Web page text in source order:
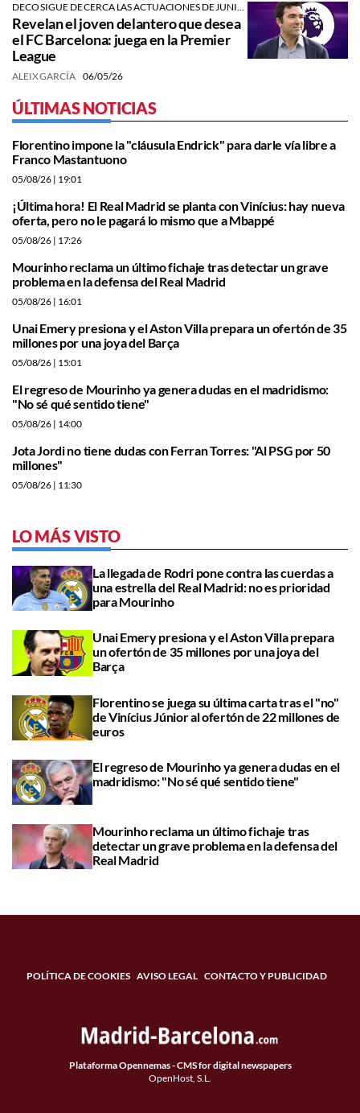
DECO SIGUE DE CERCA LAS ACTUACIONES DE JUNIOR KROUPI, '9' DEL BOURNEMOUTH.
Revelan el joven delantero que desea
el FC Barcelona: juega en la Premier
League
ALEIX GARCÍA 06/05/26
ÚLTIMAS NOTICIAS
Florentino impone la "cláusula Endrick" para darle vía libre a
Franco Mastantuono
05/08/26 | 19:01
¡Última hora! El Real Madrid se planta con Vinícius: hay nueva
oferta, pero no le pagará lo mismo que a Mbappé
05/08/26 | 17:26
Mourinho reclama un último fichaje tras detectar un grave
problema en la defensa del Real Madrid
05/08/26 | 16:01
Unai Emery presiona y el Aston Villa prepara un ofertón de 35
millones por una joya del Barça
05/08/26 | 15:01
El regreso de Mourinho ya genera dudas en el madridismo:
"No sé qué sentido tiene"
05/08/26 | 14:00
Jota Jordi no tiene dudas con Ferran Torres: "Al PSG por 50
millones"
05/08/26 | 11:30
LO MÁS VISTO
La llegada de Rodri pone contra las cuerdas a
una estrella del Real Madrid: no es prioridad
para Mourinho
Unai Emery presiona y el Aston Villa prepara
un ofertón de 35 millones por una joya del
Barça
Florentino se juega su última carta tras el "no"
de Vinícius Júnior al ofertón de 22 millones de
euros
El regreso de Mourinho ya genera dudas en el
madridismo: "No sé qué sentido tiene"
Mourinho reclama un último fichaje tras
detectar un grave problema en la defensa del
Real Madrid
POLÍTICA DE COOKIES AVISO LEGAL CONTACTO Y PUBLICIDAD
Plataforma Opennemas - CMS for digital newspapers
OpenHost, S.L.